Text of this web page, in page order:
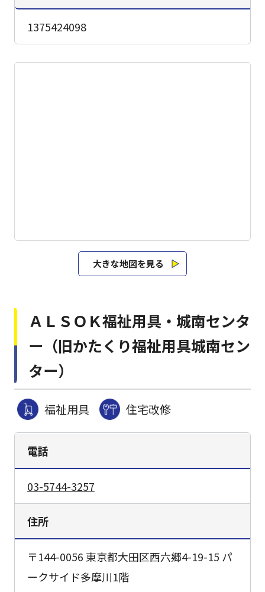
1375424098
大きな地図を見る
ＡＬＳＯＫ福祉用具・城南センタ
ー（旧かたくり福祉用具城南セン
ター）
福祉用具 住宅改修
電話
03-5744-3257
住所
〒144-0056 東京都大田区西六郷4-19-15 パ
ークサイド多摩川1階